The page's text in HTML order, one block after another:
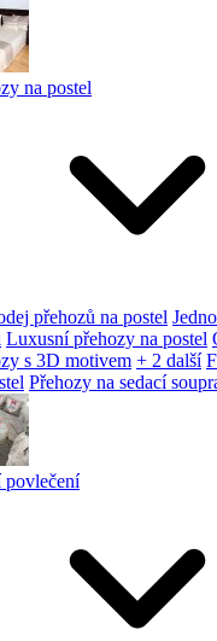
na postel
přehozů na postel
Luxusní přehozy na postel
s 3D motivem + 2 další
Přehozy na sedací
povlečení